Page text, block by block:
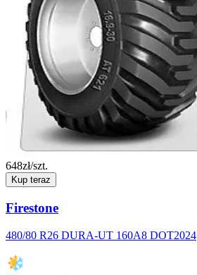
648zł/szt.
Kup teraz
Firestone
480/80 R26 DURA-UT 160A8 DOT2024